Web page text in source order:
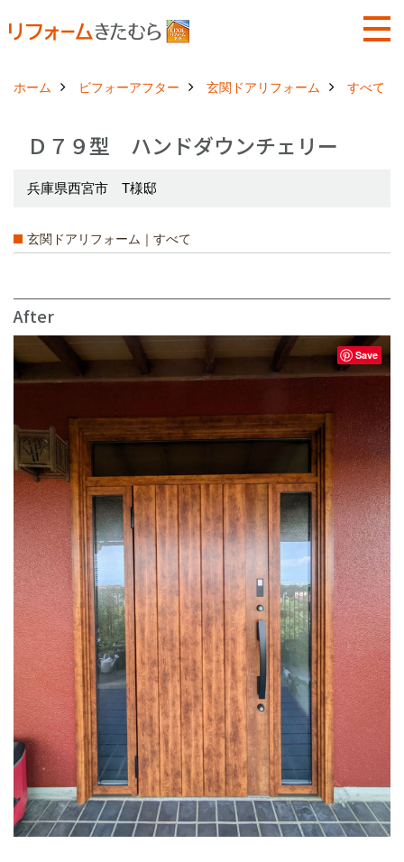
ホーム ビフォーアフター 玄関ドアリフォーム すべて
Ｄ７９型 ハンドダウンチェリー
兵庫県西宮市 T様邸
玄関ドアリフォーム｜すべて
After
Save